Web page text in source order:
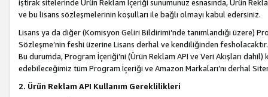
iştirak sitelerinde Ürün Reklam İçeriği sunumunuz esnasında, Ürün
ve bu lisans sözleşmelerinin koşulları ile bağlı olmayı kabul edersiniz.
Lisans ya da diğer (Komisyon Geliri Bildirimi’nde tanımlandığı üzere)
Sözleşme’nin feshi üzerine Lisans derhal ve kendiliğinden
Bu durumda, Program İçeriği’ni (Ürün Reklam API ve Veri Akışları
edebileceğimiz tüm Program İçeriği ve Amazon Markaları’nı derhal
2. Ürün Reklam API Kullanım Gereklilikleri